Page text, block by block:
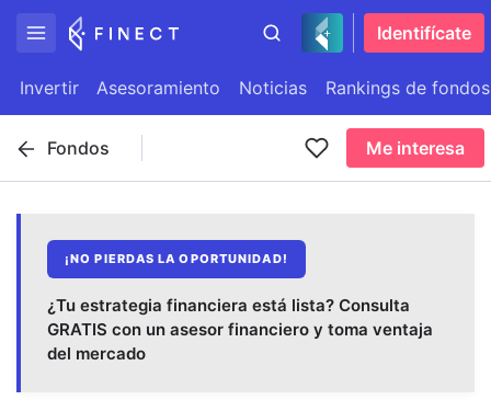
Identifícate
Invertir Asesoramiento Noticias Rankings de fondos
Fondos Me interesa
¡NO PIERDAS LA OPORTUNIDAD!
¿Tu estrategia financiera está lista? Consulta
GRATIS con un asesor financiero y toma ventaja
del mercado